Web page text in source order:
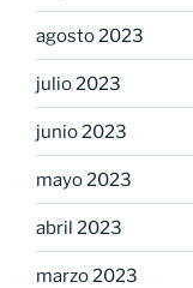
agosto 2023
julio 2023
junio 2023
mayo 2023
abril 2023
marzo 2023